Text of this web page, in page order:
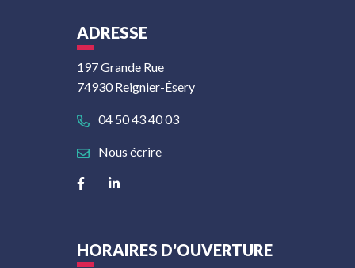
ADRESSE
197 Grande Rue
74930 Reignier-Ésery
04 50 43 40 03
Nous écrire
Lien vers le compte Facebook
Lien vers le compte Linkedin
HORAIRES D'OUVERTURE